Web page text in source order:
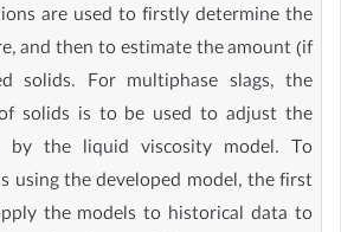
are used to firstly determine the
and then to estimate the amount (if
solids. For multiphase slags, the
solids is to be used to adjust the
by the liquid viscosity model. To
using the developed model, the first
the models to historical data to